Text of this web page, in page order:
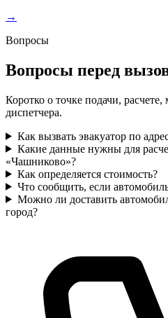
→
Вопросы
Вопросы перед
Коротко о точке подачи,
диспетчера.
Как вызвать эвакуатор по
Какие данные нужны для
«Чашниково»?
Как определяется стоимость?
Что сообщить, если
Можно ли доставить
город?